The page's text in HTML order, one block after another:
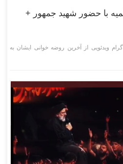
با حضور شهید جمهور +
ویدئویی از آخرین روضه خوانی ایشان به